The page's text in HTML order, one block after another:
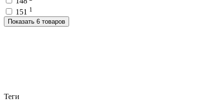
151 1
Показать 6 товаров
Теги